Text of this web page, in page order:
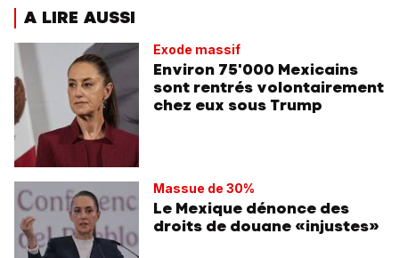
A LIRE AUSSI
Exode massif
Environ 75'000 Mexicains
sont rentrés volontairement
chez eux sous Trump
Massue de 30%
Le Mexique dénonce des
droits de douane «injustes»